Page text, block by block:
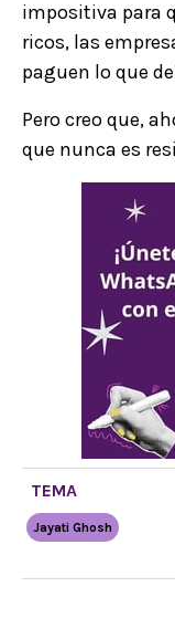
impositiva para
ricos, las
paguen lo que
Pero creo que,
que nunca es
TEMA
Jayati Ghosh